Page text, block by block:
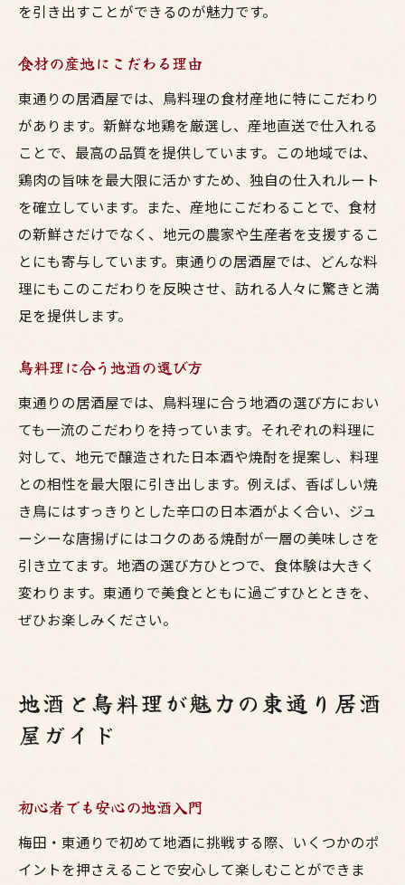
を引き出すことができるのが魅力です。
食材の産地にこだわる理由
東通りの居酒屋では、鳥料理の食材産地に特にこだわり
があります。新鮮な地鶏を厳選し、産地直送で仕入れる
ことで、最高の品質を提供しています。この地域では、
鶏肉の旨味を最大限に活かすため、独自の仕入れルート
を確立しています。また、産地にこだわることで、食材
の新鮮さだけでなく、地元の農家や生産者を支援するこ
とにも寄与しています。東通りの居酒屋では、どんな料
理にもこのこだわりを反映させ、訪れる人々に驚きと満
足を提供します。
鳥料理に合う地酒の選び方
東通りの居酒屋では、鳥料理に合う地酒の選び方におい
ても一流のこだわりを持っています。それぞれの料理に
対して、地元で醸造された日本酒や焼酎を提案し、料理
との相性を最大限に引き出します。例えば、香ばしい焼
き鳥にはすっきりとした辛口の日本酒がよく合い、ジュ
ーシーな唐揚げにはコクのある焼酎が一層の美味しさを
引き立てます。地酒の選び方ひとつで、食体験は大きく
変わります。東通りで美食とともに過ごすひとときを、
ぜひお楽しみください。
地酒と鳥料理が魅力の東通り居酒
屋ガイド
初心者でも安心の地酒入門
梅田・東通りで初めて地酒に挑戦する際、いくつかのポ
イントを押さえることで安心して楽しむことができま